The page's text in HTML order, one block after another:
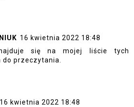
16 kwietnia 2022 18:48
się na mojej liście tych
przeczytania.
16 kwietnia 2022 18:48